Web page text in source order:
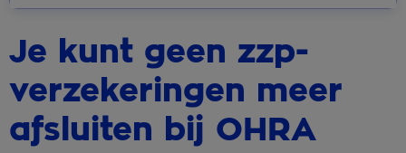
Je kunt geen zzp-
verzekeringen meer
afsluiten bij OHRA